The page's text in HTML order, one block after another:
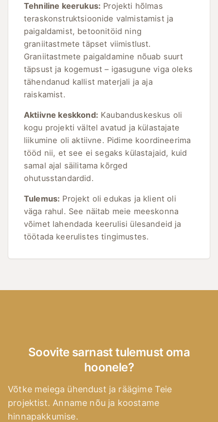
Tehniline keerukus: Projekti hõlmas
teraskonstruktsioonide valmistamist ja
paigaldamist, betoonitöid ning
graniitastmete täpset viimistlust.
Graniitastmete paigaldamine nõuab suurt
täpsust ja kogemust – igasugune viga oleks
tähendanud kallist materjali ja aja
raiskamist.
Aktiivne keskkond: Kaubanduskeskus oli
kogu projekti vältel avatud ja külastajate
liikumine oli aktiivne. Pidime koordineerima
tööd nii, et see ei segaks külastajaid, kuid
samal ajal säilitama kõrged
ohutusstandardid.
Tulemus: Projekt oli edukas ja klient oli
väga rahul. See näitab meie meeskonna
võimet lahendada keerulisi ülesandeid ja
töötada keerulistes tingimustes.
Soovite sarnast tulemust oma
hoonele?
Võtke meiega ühendust ja räägime Teie
projektist. Anname nõu ja koostame
hinnapakkumise.